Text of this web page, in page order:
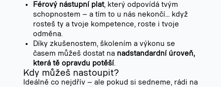
Férový nástupní plat, který odpovídá tvým
schopnostem – a tím to u nás nekončí... když
rosteš ty a tvoje kompetence, roste i tvoje
odměna.
Díky zkušenostem, školením a výkonu se
časem můžeš dostat na nadstandardní úroveň,
která tě opravdu potěší.
Kdy můžeš nastoupit?
Ideálně co nejdřív – ale pokud si sedneme, rádi na